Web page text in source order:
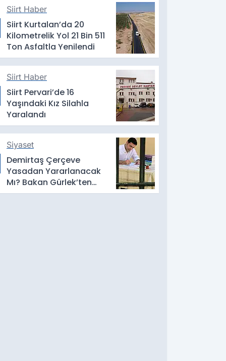
Siirt Haber
Siirt Kurtalan’da 20
Kilometrelik Yol 21 Bin 511
Ton Asfaltla Yenilendi
Siirt Haber
Siirt Pervari’de 16
Yaşındaki Kız Silahla
Yaralandı
Siyaset
Demirtaş Çerçeve
Yasadan Yararlanacak
Mı? Bakan Gürlek’ten
Dikkat Çeken Açıklama